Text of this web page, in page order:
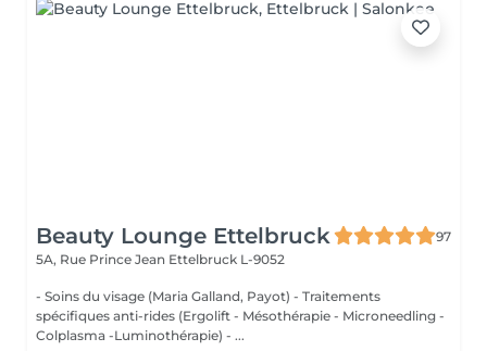
Beauty Lounge Ettelbruck
97
5A, Rue Prince Jean Ettelbruck L-9052
- Soins du visage (Maria Galland, Payot) - Traitements
spécifiques anti-rides (Ergolift - Mésothérapie - Microneedling -
Colplasma -Luminothérapie) - ...